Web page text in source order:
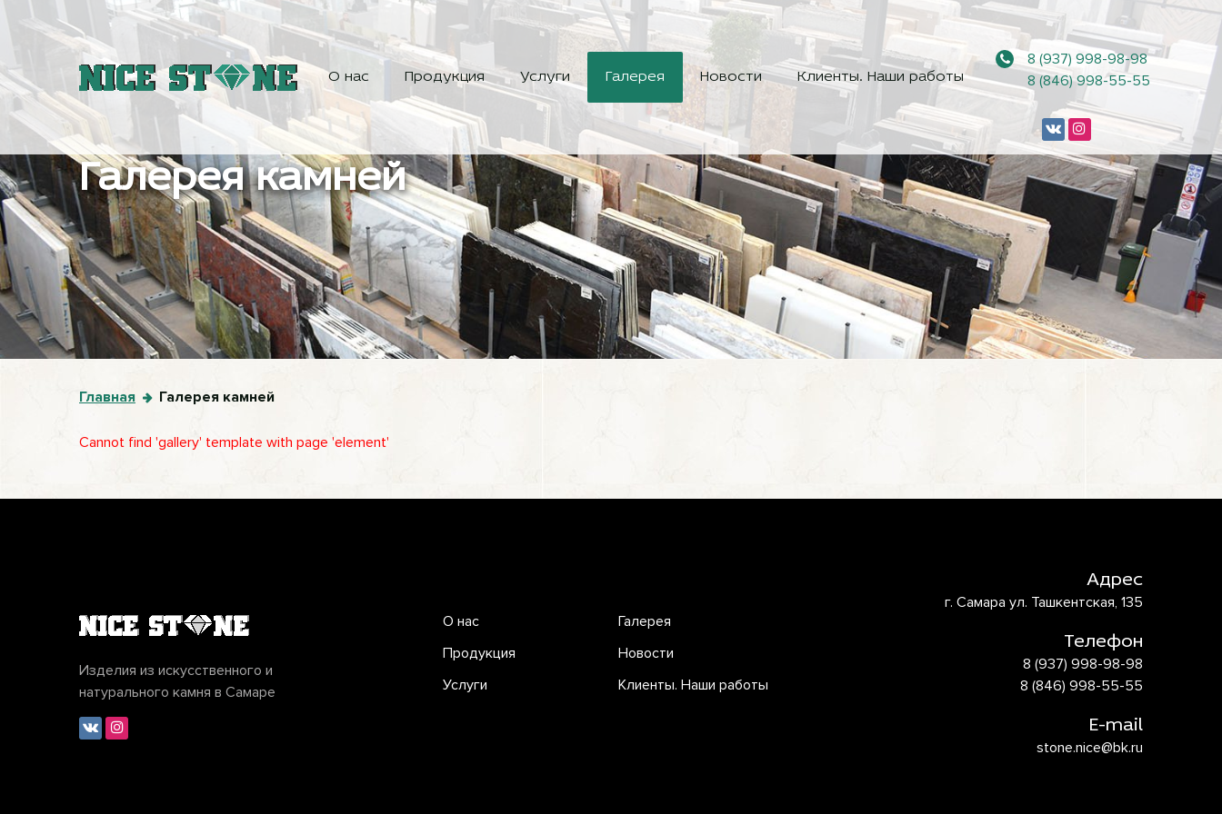
О нас Продукция Услуги Галерея Новости Клиенты. Наши работы
8 (937) 998-98-98
8 (846) 998-55-55
Галерея камней
Главная Галерея камней
Cannot find 'gallery' template with page 'element'
Изделия из искусственного и
натурального камня в Самаре
О нас
Продукция
Услуги
Галерея
Новости
Клиенты. Наши работы
Адрес
г. Самара ул. Ташкентская, 135
Телефон
8 (937) 998-98-98
8 (846) 998-55-55
E-mail
stone.nice@bk.ru